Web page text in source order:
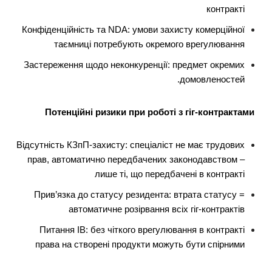
контракті
Конфіденційність та NDA: умови захисту комерційної
таємниці потребують окремого врегулювання
Застереження щодо неконкуренції: предмет окремих
домовленостей.
Потенційні ризики при роботі з гіг-контрактами
Відсутність КЗпП-захисту: спеціаліст не має трудових
прав, автоматично передбачених законодавством –
лише ті, що передбачені в контракті
Прив’язка до статусу резидента: втрата статусу =
автоматичне розірвання всіх гіг-контрактів
Питання ІВ: без чіткого врегулювання в контракті
права на створені продукти можуть бути спірними